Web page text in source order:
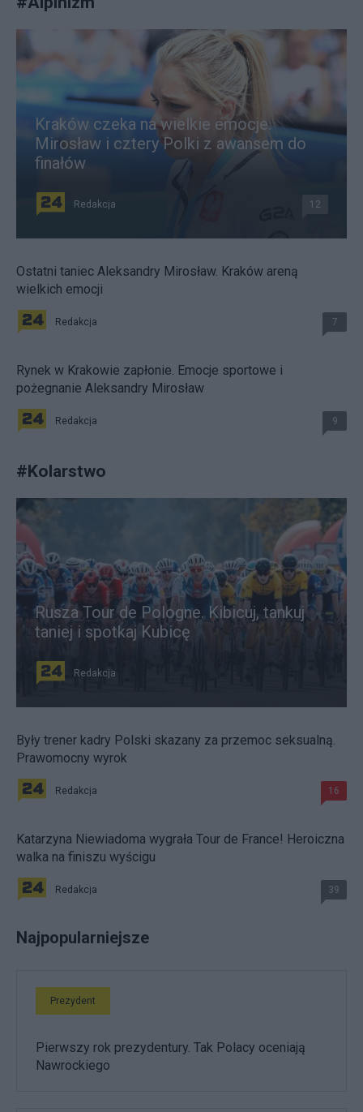
Kraków czeka na wielkie emocje.
Mirosław i cztery Polki z awansem do
finałów
Redakcja 12
Ostatni taniec Aleksandry Mirosław. Kraków areną
wielkich emocji
Redakcja 7
Rynek w Krakowie zapłonie. Emocje sportowe i
pożegnanie Aleksandry Mirosław
Redakcja 9
#Kolarstwo
Rusza Tour de Pologne. Kibicuj, tankuj
taniej i spotkaj Kubicę
Redakcja
Były trener kadry Polski skazany za przemoc seksualną.
Prawomocny wyrok
Redakcja 16
Katarzyna Niewiadoma wygrała Tour de France! Heroiczna
walka na finiszu wyścigu
Redakcja 39
Najpopularniejsze
Prezydent
Pierwszy rok prezydentury. Tak Polacy oceniają
Nawrockiego